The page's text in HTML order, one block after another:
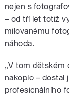
nejen s
– od tří let totiž
milovanému
náhoda.
„V tom dětském
nakoplo – dostal
profesionálního